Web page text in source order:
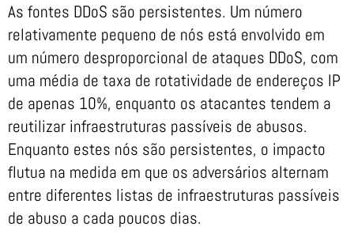
As fontes DDoS são persistentes. Um número
relativamente pequeno de nós está envolvido em
um número desproporcional de ataques DDoS, com
uma média de taxa de rotatividade de endereços IP
de apenas 10%, enquanto os atacantes tendem a
reutilizar infraestruturas passíveis de abusos.
Enquanto estes nós são persistentes, o impacto
flutua na medida em que os adversários alternam
entre diferentes listas de infraestruturas passíveis
de abuso a cada poucos dias.